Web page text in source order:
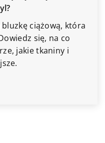
w oparciu o cztery
model biznesowy
one uchwycić
[…]